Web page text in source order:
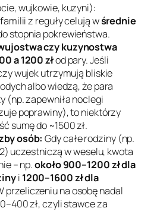
wujkowie, kuzyni):
z reguły celują wśrednie
stopnia pokrewieństwa.
czy kuzynostwa
a 1200 złod pary. Jeśli
wujek utrzymują bliskie
albo wiedzą, że para
(np. zapewniła noclegi
poprawiny), to niektórzy
sumę do ~1500 zł.
osób: Gdy całe rodziny (np.
uczestniczą w weselu, kwota
– np.około 900–1200 zł dla
i 1200–1600 zł dla
przeliczeniu na osobę nadal
zł, czyli stawceza